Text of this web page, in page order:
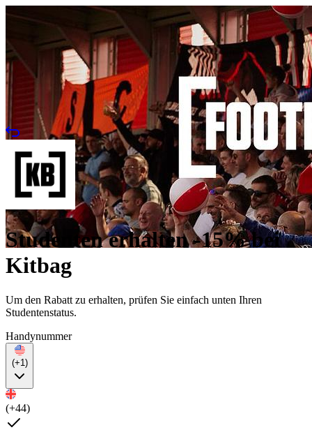
Studenten erhalten -15% bei
Kitbag
Um den Rabatt zu erhalten, prüfen Sie einfach unten Ihren
Studentenstatus.
Handynummer
(+1)
(+44)